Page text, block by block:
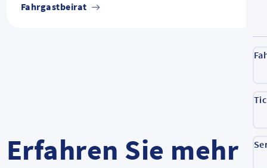
Fahrgastbeirat
Erfahren Sie mehr